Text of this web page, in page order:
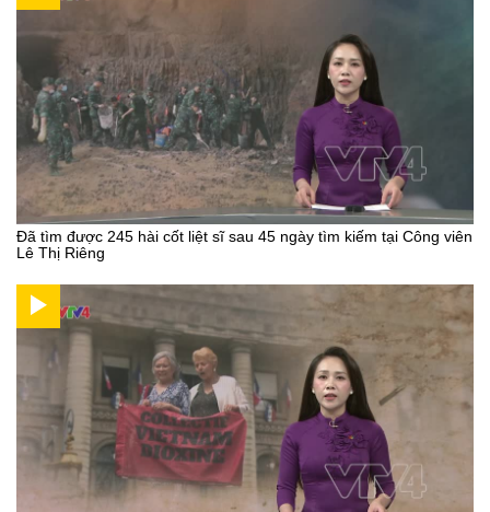
Đã tìm được 245 hài cốt liệt sĩ sau 45 ngày tìm kiếm tại Công viên
Lê Thị Riêng